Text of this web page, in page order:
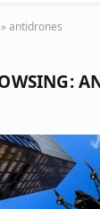
»antidrones